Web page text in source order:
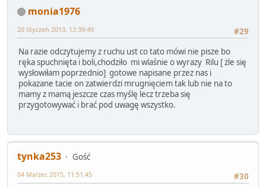
monia1976
#29
20 Styczeń 2013, 12:39:49
Na razie odczytujemy z ruchu ust co tato mówi nie pisze bo
ręka spuchnięta i boli,chodziło mi wlaśnie o wyrazy Rilu [ żle się
wysłowiłam poprzednio] gotowe napisane przez nas i
pokazane tacie on zatwierdzi mrugnięciem tak lub nie na to
mamy z mamą jeszcze czas myślę lecz trzeba się
przygotowywać i brać pod uwagę wszystko.
tynka253
Gość
#30
04 Marzec 2015, 11:51:45